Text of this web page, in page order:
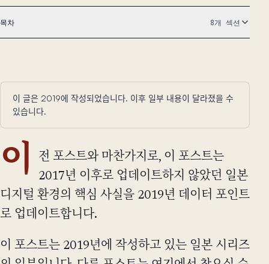
목차 8개 섹션
이 글은 2019에 작성되었습니다. 이후 일부 내용이 달라졌을 수
있습니다.
이
전 포스트와 마찬가지로, 이 포스트는
2017년 이후로 업데이트하지 않았던 일본
디지털 환경의 핵심 사실을 2019년 데이터 포인트
로 업데이트합니다.
이 포스트는 2019년에 작성하고 있는 일본 시리즈